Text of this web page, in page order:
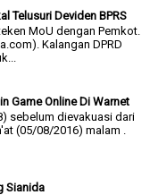
Telusuri Deviden BPRS
MoU dengan Pemkot.
Kalangan DPRD
Game Online Di Warnet
sebelum dievakuasi dari
(05/08/2016) malam .
Sianida